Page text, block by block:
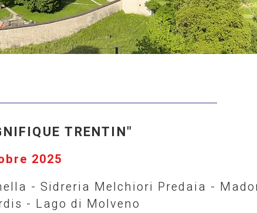
TRENTIN"
2025
- Sidreria Melchiori Predaia -
- Lago di Molveno